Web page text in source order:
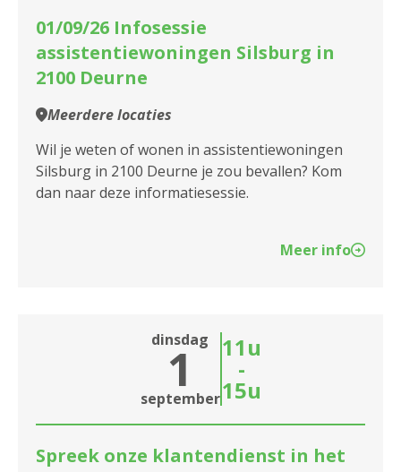
01/09/26 Infosessie
assistentiewoningen Silsburg in
2100 Deurne
Meerdere locaties
Wil je weten of wonen in assistentiewoningen
Silsburg in 2100 Deurne je zou bevallen? Kom
dan naar deze informatiesessie.
Meer info
dinsdag
1
september
11u
-
15u
Spreek onze klantendienst in het